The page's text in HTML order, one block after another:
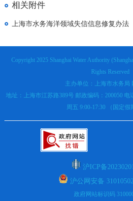
相关附件
Copyright 2025 Shanghai Water Authority
Rights Reserved
主办单位：上海市水务局
地址：上海市江苏路389号 邮政编码：200050 电
周五 9:00-17:30 （国定假
沪ICP备
沪公网安备
政府网站标识码